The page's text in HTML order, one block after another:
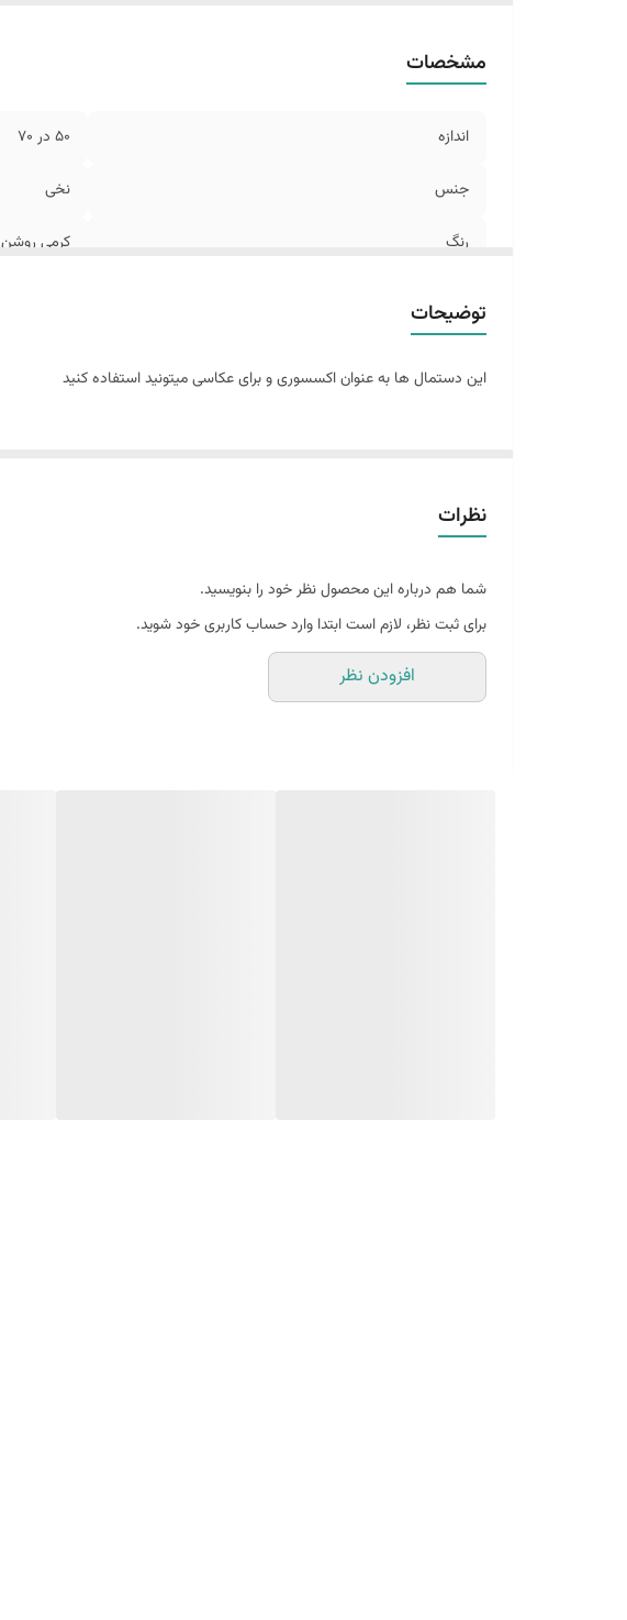
مشخصات
اندازه 50 در 70
جنس نخی
رنگ کرمی روشن
توضیحات
این دستمال ها به عنوان اکسسوری و برای عکاسی میتونید استفاده کنید
نظرات
شما هم درباره این محصول نظر خود را بنویسید.
برای ثبت نظر، لازم است ابتدا وارد حساب کاربری خود شوید.
افزودن نظر